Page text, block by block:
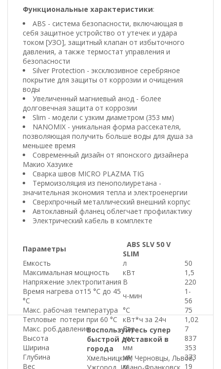
Функциональные характеристики:
ABS - система безопасности, включающая в
себя защитное устройство от утечек и удара
током [УЗО], защитный клапан от избыточного
давления, а также термостат управления и
безопасности
Silver Protection - эксклюзивное серебряное
покрытие для защиты от коррозии и очищения
воды
Увеличенный магниевый анод - более
долговечная защита от коррозии
Slim - модели с узким диаметром (353 мм)
NANOMIX - уникальная форма рассекателя,
позволяющая получить больше воды для душа за
меньшее время
Современный дизайн от японского дизайнера
Макио Хазуике
Сварка швов MICRO PLAZMA TIG
Термоизоляция из пенополиуретана -
значительная экономия тепла и электроенергии
Сверхпрочный металлический внешний корпус
Автоклавный фланец облегчает профилактику
Электрический кабель в комплекте
Параметры ABS SLV 50 V
SLIM
Емкость
л
50
Максимальная мощность
кВт
1,5
Напряжение электропитания В
220
Время нагрева от15 °С до 45
°С
ч-мин
1-
56
Макс. рабочая температура
°C
75
Тепловые потери при 60 °C
кВт*ч за 24ч
1,02
Макс. роб.давление
бар
7
Высота
мм
837
Ширина
мм
353
Глубина
мм
373
Вес
кг 19
Воспользуйтесь супер
быстрой доставкой в
города
Хмельницкий, Черновцы, Львов,